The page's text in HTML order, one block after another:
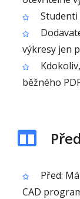
Studenti
výkresy jen
běžného
Před:
CAD